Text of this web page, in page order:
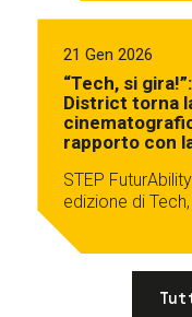
21 Gen 2026
“Tech, si
District torna
rapporto con
STEP
edizione di